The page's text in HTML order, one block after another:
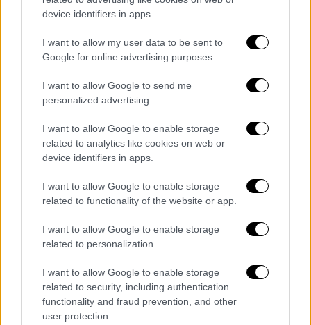
device identifiers in apps.
I want to allow my user data to be sent to
Google for online advertising purposes.
I want to allow Google to send me
personalized advertising.
I want to allow Google to enable storage
related to analytics like cookies on web or
device identifiers in apps.
I want to allow Google to enable storage
related to functionality of the website or app.
I want to allow Google to enable storage
related to personalization.
I want to allow Google to enable storage
related to security, including authentication
functionality and fraud prevention, and other
user protection.
«Αερομαχίες» στην πτήση από Κουάλα
Λουμπούρ προς Κίνα
| 04.06.2025 11:38
Αποτροπιασμός στον Βόλο: Ξυλοκόπησε
την πρώην σύντροφό του μπροστά στα